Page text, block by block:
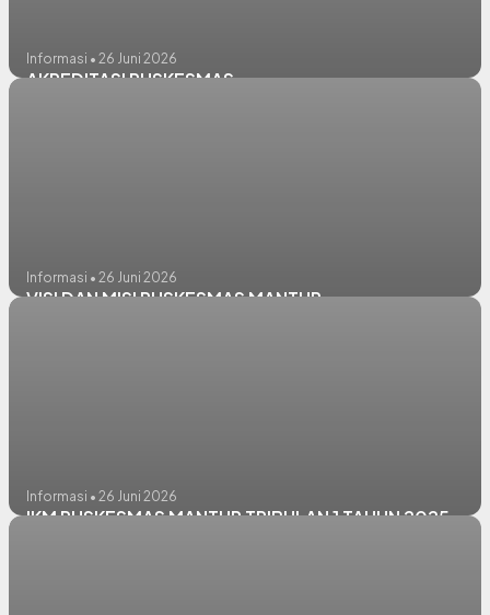
Informasi • 26 Juni 2026
AKREDITASI PUSKESMAS
Informasi • 26 Juni 2026
VISI DAN MISI PUSKESMAS MANTUP
Informasi • 26 Juni 2026
IKM PUSKESMAS MANTUP TRIBULAN 1 TAHUN 2025